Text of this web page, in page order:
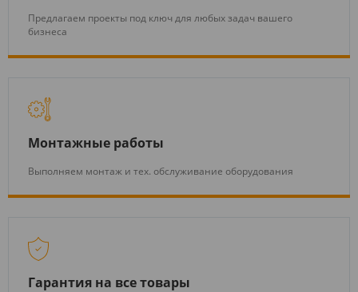
Предлагаем проекты под ключ для любых задач вашего
бизнеса
Монтажные работы
Выполняем монтаж и тех. обслуживание оборудования
Гарантия на все товары